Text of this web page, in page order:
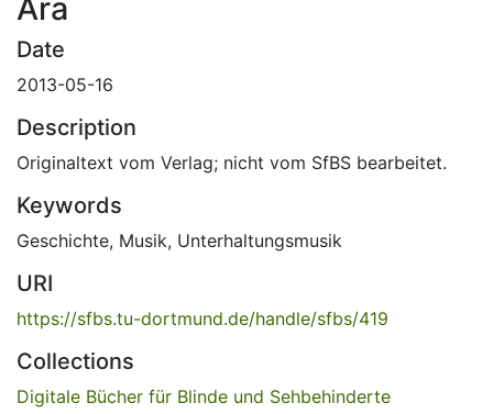
FAQ
Ära
Date
2013-05-16
Description
Originaltext vom Verlag; nicht vom SfBS bearbeitet.
Keywords
Geschichte, Musik, Unterhaltungsmusik
URI
https://sfbs.tu-dortmund.de/handle/sfbs/419
Collections
Digitale Bücher für Blinde und Sehbehinderte